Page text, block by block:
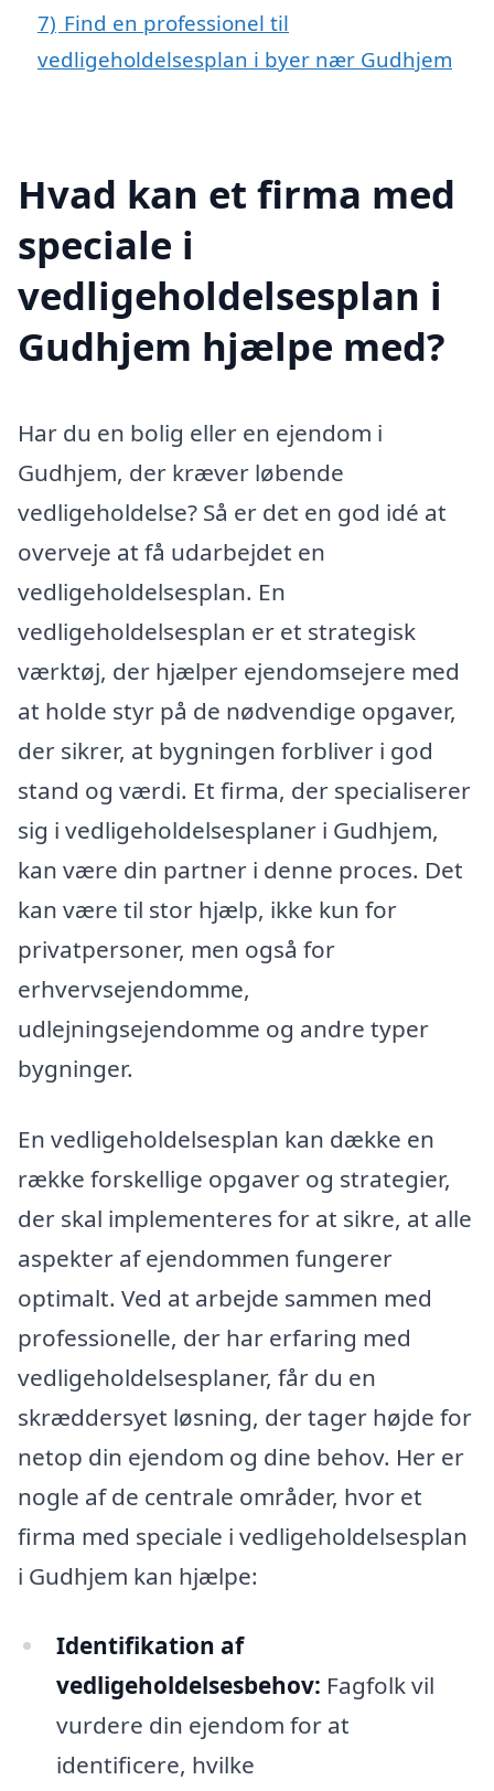
7) Find en professionel til
vedligeholdelsesplan i byer nær Gudhjem
Hvad kan et firma med
speciale i
vedligeholdelsesplan i
Gudhjem hjælpe med?
Har du en bolig eller en ejendom i
Gudhjem, der kræver løbende
vedligeholdelse? Så er det en god idé at
overveje at få udarbejdet en
vedligeholdelsesplan. En
vedligeholdelsesplan er et strategisk
værktøj, der hjælper ejendomsejere med
at holde styr på de nødvendige opgaver,
der sikrer, at bygningen forbliver i god
stand og værdi. Et firma, der specialiserer
sig i vedligeholdelsesplaner i Gudhjem,
kan være din partner i denne proces. Det
kan være til stor hjælp, ikke kun for
privatpersoner, men også for
erhvervsejendomme,
udlejningsejendomme og andre typer
bygninger.
En vedligeholdelsesplan kan dække en
række forskellige opgaver og strategier,
der skal implementeres for at sikre, at alle
aspekter af ejendommen fungerer
optimalt. Ved at arbejde sammen med
professionelle, der har erfaring med
vedligeholdelsesplaner, får du en
skræddersyet løsning, der tager højde for
netop din ejendom og dine behov. Her er
nogle af de centrale områder, hvor et
firma med speciale i vedligeholdelsesplan
i Gudhjem kan hjælpe:
Identifikation af
vedligeholdelsesbehov: Fagfolk vil
vurdere din ejendom for at
identificere, hvilke